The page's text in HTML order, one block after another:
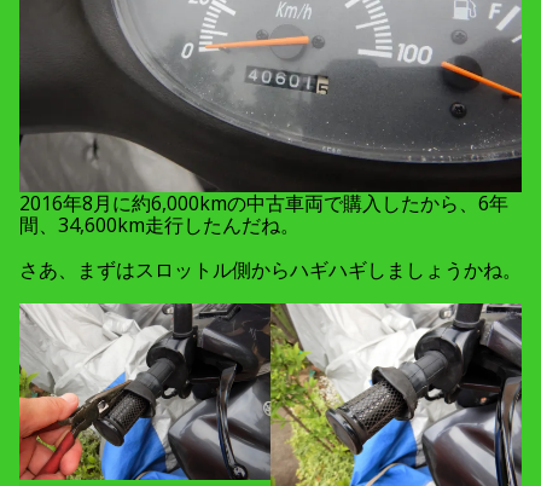
2016年8月に約6,000kmの中古車両で購入したから、6年
間、34,600km走行したんだね。
さあ、まずはスロットル側からハギハギしましょうかね。